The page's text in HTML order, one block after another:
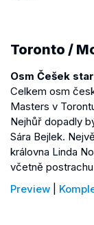
Toronto /
Osm Češek
Celkem osm
Masters v
Nejhůř dopadly
Sára Bejlek.
královna Linda
včetně
Preview